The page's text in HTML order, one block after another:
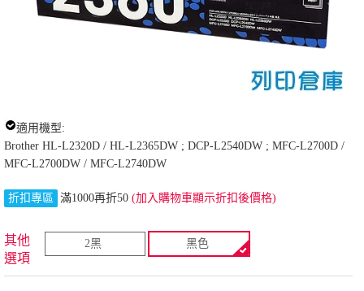
適用機型:
Brother HL-L2320D / HL-L2365DW ; DCP-L2540DW ; MFC-L2700D /
MFC-L2700DW / MFC-L2740DW
折扣專區 滿1000再折50 (加入購物車顯示折扣後價格)
其他
選項
2黑 黑色